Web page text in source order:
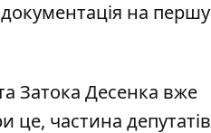
на першу
Затока Десенка вже
це, частина депутатів